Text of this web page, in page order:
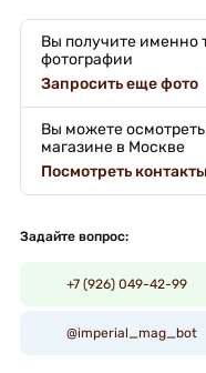
Вы получите именно
фотографии
Запросить еще фото
Вы можете
магазине в Москве
Посмотреть контакты
Задайте вопрос:
+7 (926) 049-42-99
@imperial_mag_bot